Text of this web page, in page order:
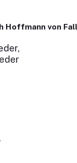
Hoffmann von